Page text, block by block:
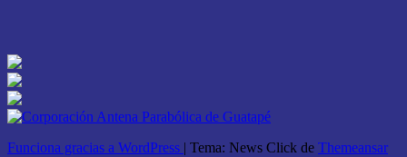
Funciona gracias a WordPress | Tema: News Click de Themeansar